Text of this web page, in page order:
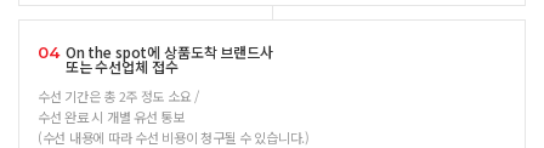
04 On the spot에 상품도착 브랜드사
또는 수선업체 접수
수선 기간은 총 2주 정도 소요 /
수선 완료 시 개별 유선 통보
(수선 내용에 따라 수선 비용이 청구될 수 있습니다.)